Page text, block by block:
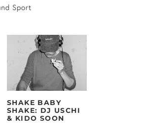
SHAKE BABY
SHAKE: DJ USCHI
& KIDO SOON